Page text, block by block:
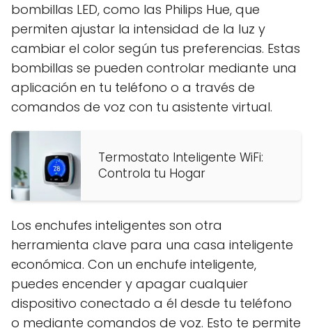
bombillas LED, como las Philips Hue, que
permiten ajustar la intensidad de la luz y
cambiar el color según tus preferencias. Estas
bombillas se pueden controlar mediante una
aplicación en tu teléfono o a través de
comandos de voz con tu asistente virtual.
Termostato Inteligente WiFi:
Controla tu Hogar
Los enchufes inteligentes son otra
herramienta clave para una casa inteligente
económica. Con un enchufe inteligente,
puedes encender y apagar cualquier
dispositivo conectado a él desde tu teléfono
o mediante comandos de voz. Esto te permite